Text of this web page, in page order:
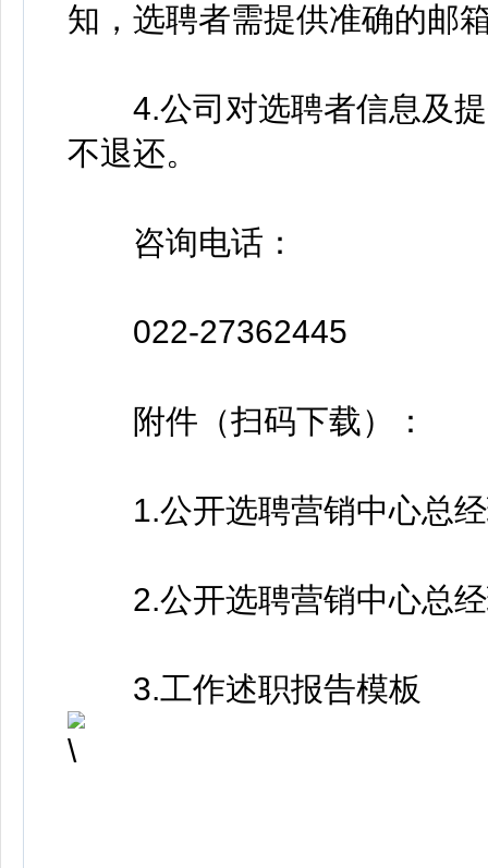
知，选聘者需提供准确的邮
4.公司对选聘者信息及提
不退还。
咨询电话：
022-27362445
附件（扫码下载）：
1.公开选聘营销中心总经
2.公开选聘营销中心总经
3.工作述职报告模板